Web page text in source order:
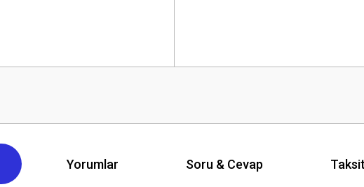
Yorumlar Soru & Cevap